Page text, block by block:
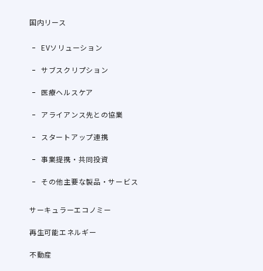
国内リース
EVソリューション
サブスクリプション
医療ヘルスケア
アライアンス先との協業
スタートアップ連携
事業提携・共同投資
その他主要な製品・サービス
サーキュラーエコノミー
再生可能エネルギー
不動産